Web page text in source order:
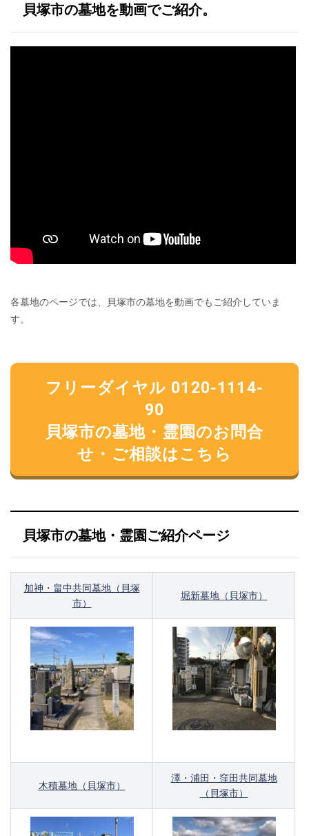
貝塚市の墓地を動画でご紹介。
各墓地のページでは、貝塚市の墓地を動画でもご紹介していま
す。
フリーダイヤル 0120-1114-
90
貝塚市の墓地・霊園のお問合
せ・ご相談はこちら
貝塚市の墓地・霊園ご紹介ページ
加神・畠中共同墓地（貝塚
市）
堀新墓地（貝塚市）
木積墓地（貝塚市）
澤・浦田・窪田共同墓地
（貝塚市）